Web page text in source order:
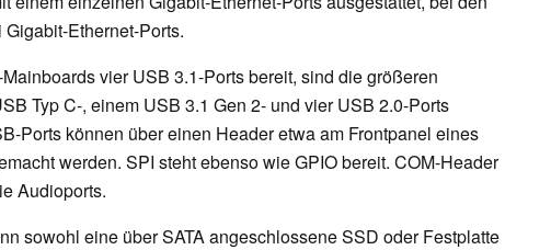
Ethernet-Ports.
vier USB 3.1-Ports bereit, sind die größeren
Typ C-, einem USB 3.1 Gen 2- und vier USB 2.0-Ports
Ports können über einen Header etwa am Frontpanel eines
werden. SPI steht ebenso wie GPIO bereit. COM-Header
Audioports.
sowohl eine über SATA angeschlossene SSD oder Festplatte